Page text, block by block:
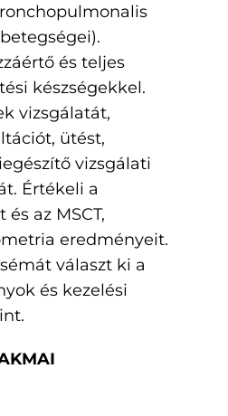
és teljes
készségekkel.
vizsgálatát,
ütést,
vizsgálati
Értékeli a
az MSCT,
eredményeit.
választ ki a
és kezelési